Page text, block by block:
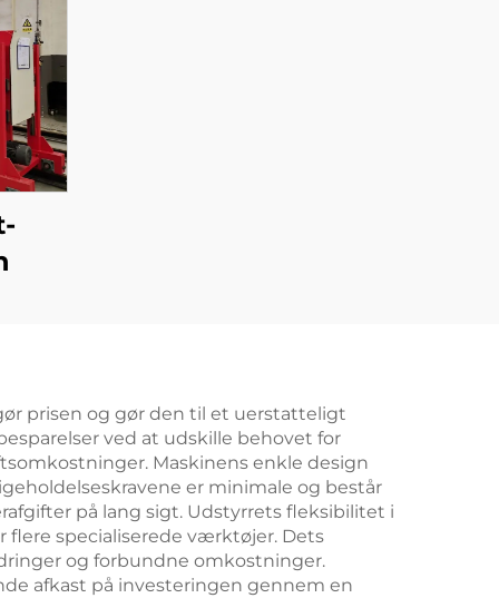
prisen og gør den til et uerstatteligt
ved at udskille behovet for
Maskinens enkle design
er minimale og består
på lang sigt. Udstyrrets fleksibilitet i
flere specialiserede værktøjer. Dets
og forbundne omkostninger.
afkast på investeringen gennem en